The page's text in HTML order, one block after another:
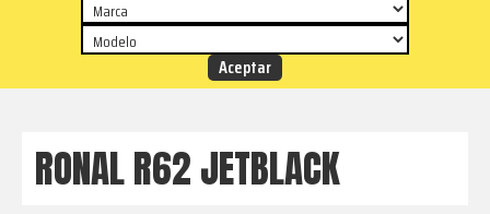
aluminio
top!
y
estilo
RONAL R62 JETBLACK